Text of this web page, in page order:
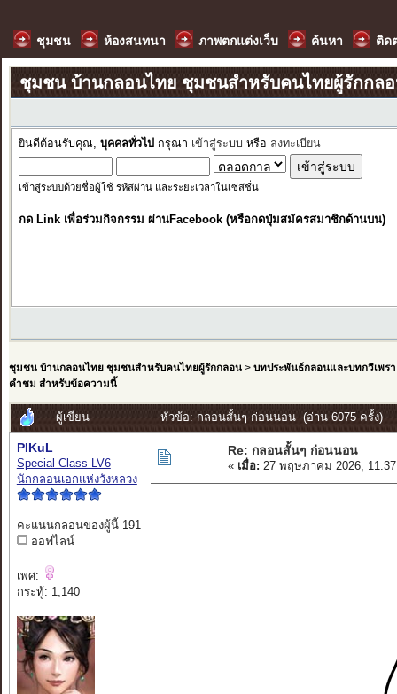
ชุมชน ห้องสนทนา ภาพตกแต่งเว็บ ค้นหา ติด
ชุมชน บ้านกลอนไทย ชุมชนสำหรับคนไทยผู้รักกล
ยินดีต้อนรับคุณ, บุคคลทั่วไป กรุณา เข้าสู่ระบบ หรือ ลงทะเบียน
เข้าสู่ระบบด้วยชื่อผู้ใช้ รหัสผ่าน และระยะเวลาในเซสชั่น
กด Link เพื่อร่วมกิจกรรม ผ่านFacebook (หรือกดปุ่มสมัครสมาชิกด้านบน)
ชุมชน บ้านกลอนไทย ชุมชนสำหรับคนไทยผู้รักกลอน> บทประพันธ์กลอนและบทกวีเพรา
คำชม สำหรับข้อความนี้
ผู้เขียน หัวข้อ: กลอนสั้นๆ ก่อนนอน (อ่าน 6075 ครั้ง)
PIKuL
Special Class LV6
นักกลอนเอกแห่งวังหลวง
คะแนนกลอนของผู้นี้ 191
ออฟไลน์
เพศ:
กระทู้: 1,140
Re: กลอนสั้นๆ ก่อนนอน
« เมื่อ: 27 พฤษภาคม 2026,